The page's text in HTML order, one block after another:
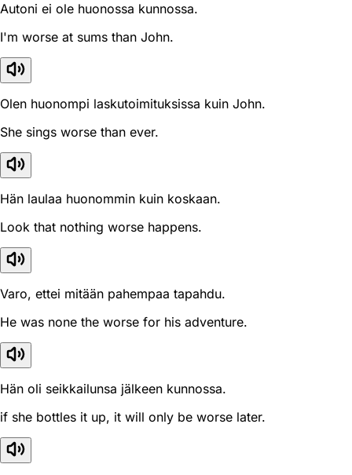
Autoni ei ole huonossa kunnossa.
I'm worse at sums than John.
Olen huonompi laskutoimituksissa kuin John.
She sings worse than ever.
Hän laulaa huonommin kuin koskaan.
Look that nothing worse happens.
Varo, ettei mitään pahempaa tapahdu.
He was none the worse for his adventure.
Hän oli seikkailunsa jälkeen kunnossa.
if she bottles it up, it will only be worse later.